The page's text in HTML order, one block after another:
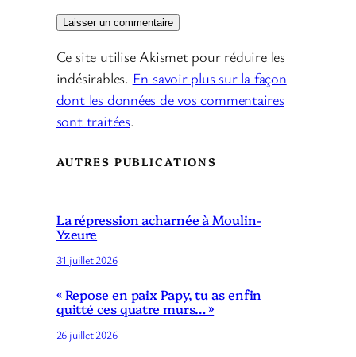
Ce site utilise Akismet pour réduire les
indésirables. En savoir plus sur la façon
dont les données de vos commentaires
sont traitées.
AUTRES PUBLICATIONS
La répression acharnée à Moulin-
Yzeure
31 juillet 2026
« Repose en paix Papy, tu as enfin
quitté ces quatre murs… »
26 juillet 2026